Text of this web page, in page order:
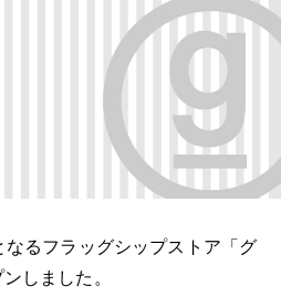
るフラッグシップストア「グ
しました。